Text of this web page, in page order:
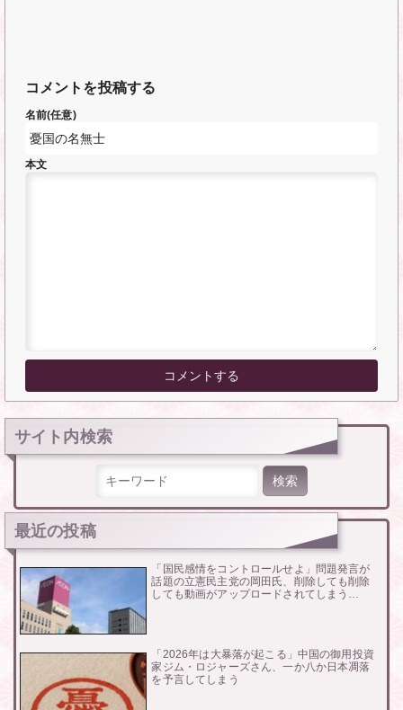
コメントを投稿する
名前(任意)
本文
サイト内検索
最近の投稿
「国民感情をコントロールせよ」問題発言が
話題の立憲民主党の岡田氏、削除しても削除
しても動画がアップロードされてしまう…
「2026年は大暴落が起こる」中国の御用投資
家ジム・ロジャーズさん、一か八か日本凋落
を予言してしまう